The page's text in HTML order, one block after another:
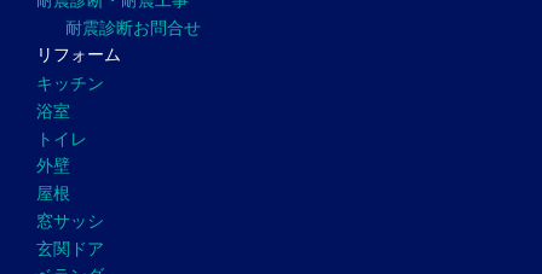
耐震診断お問合せ
リフォーム
キッチン
浴室
トイレ
外壁
屋根
窓サッシ
玄関ドア